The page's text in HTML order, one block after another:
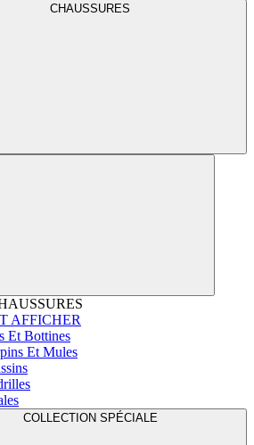
CHAUSSURES
AFFICHER
Et Bottines
Et Mules
COLLECTION SPÉCIALE